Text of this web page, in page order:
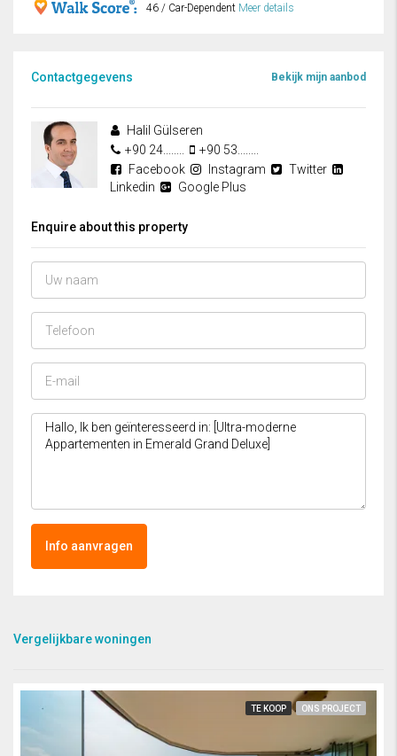
46 / Car-Dependent Meer details
Contactgegevens Bekijk mijn aanbod
Halil Gülseren
+90 24........
+90 53........
Facebook
Instagram
Twitter
Linkedin
Google Plus
Enquire about this property
Info aanvragen
Vergelijkbare woningen
TE KOOP ONS PROJECT